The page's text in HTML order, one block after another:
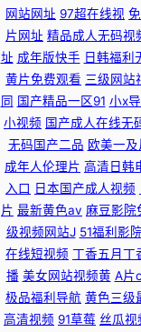
网站网址 97超在线视
片网址 精品成人无码视
址 成年版快手 日韩福利
黄片免费观看 三级网站
同 国产精品一区91 小x
小视频 国产成人在线无
无码国产二品 欧美一及
成年人伦理片 高清日韩
入口 日本国产成人视频
片 最新黄色av 麻豆影院
级视频网站J 51福利影院
在线短视频 丁香五月丁
播 美女网站视频黄 A片
极品福利导航 黄色三级
高清视频 91草莓 丝瓜视